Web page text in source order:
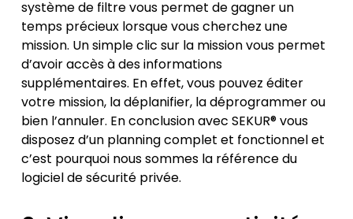
système de filtre vous permet de gagner un
temps précieux lorsque vous cherchez une
mission. Un simple clic sur la mission vous permet
d’avoir accès à des informations
supplémentaires. En effet, vous pouvez éditer
votre mission, la déplanifier, la déprogrammer ou
bien l’annuler. En conclusion avec SEKUR® vous
disposez d’un planning complet et fonctionnel et
c’est pourquoi nous sommes la référence du
logiciel de sécurité privée.